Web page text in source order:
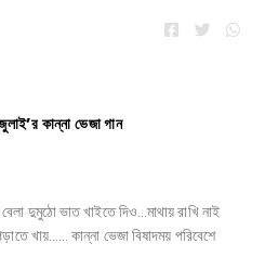
কান্না ভেজা গান
দুমুঠো ভাত খাইতে দিও…মাথায় রাখি নাই
খায়…… কান্না ভেজা বিষাদময় পরিবেশে